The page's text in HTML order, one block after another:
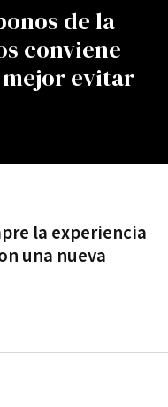
de la
conviene
evitar
la experiencia
una nueva